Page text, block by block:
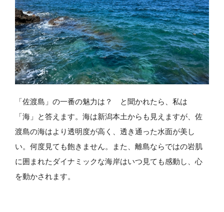
「佐渡島」の一番の魅力は？ と聞かれたら、私は
「海」と答えます。海は新潟本土からも見えますが、佐
渡島の海はより透明度が高く、透き通った水面が美し
い。何度見ても飽きません。また、離島ならではの岩肌
に囲まれたダイナミックな海岸はいつ見ても感動し、心
を動かされます。